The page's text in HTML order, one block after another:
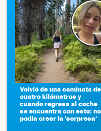
Volvió de una caminata de
cuatro kilómetros y
cuando regresa al coche
se encuentra con esto: no
podía creer la 'sorpresa'